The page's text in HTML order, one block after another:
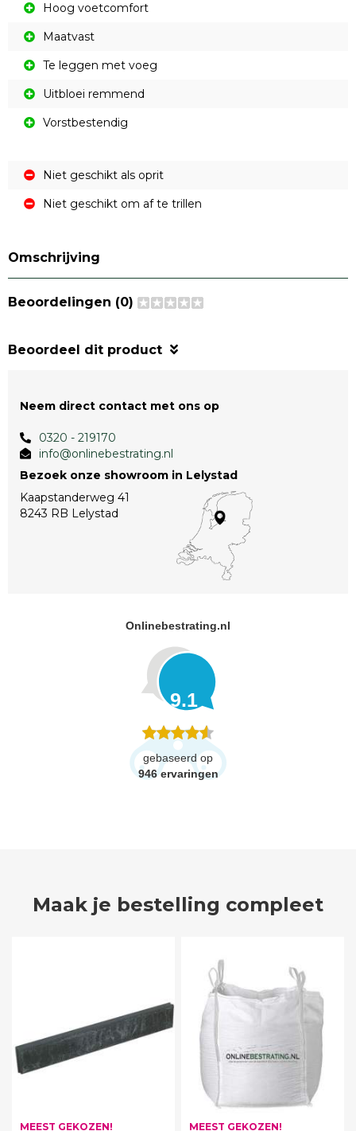
Hoog voetcomfort
Maatvast
Te leggen met voeg
Uitbloei remmend
Vorstbestendig
Niet geschikt als oprit
Niet geschikt om af te trillen
Omschrijving
Beoordelingen (0)
Beoordeel dit product
Neem direct contact met ons op
0320 - 219170
info@onlinebestrating.nl
Bezoek onze showroom in Lelystad
Kaapstanderweg 41
8243 RB Lelystad
Onlinebestrating.nl
9.1
gebaseerd op
946 ervaringen
Maak je bestelling compleet
MEEST GEKOZEN! MEEST GEKOZEN!